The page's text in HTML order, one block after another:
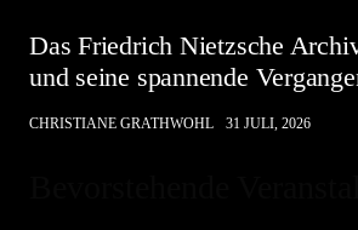
Das Friedrich Nietzsche
und seine spannende
CHRISTIANE GRATHWOHL 31 JULI, 2026